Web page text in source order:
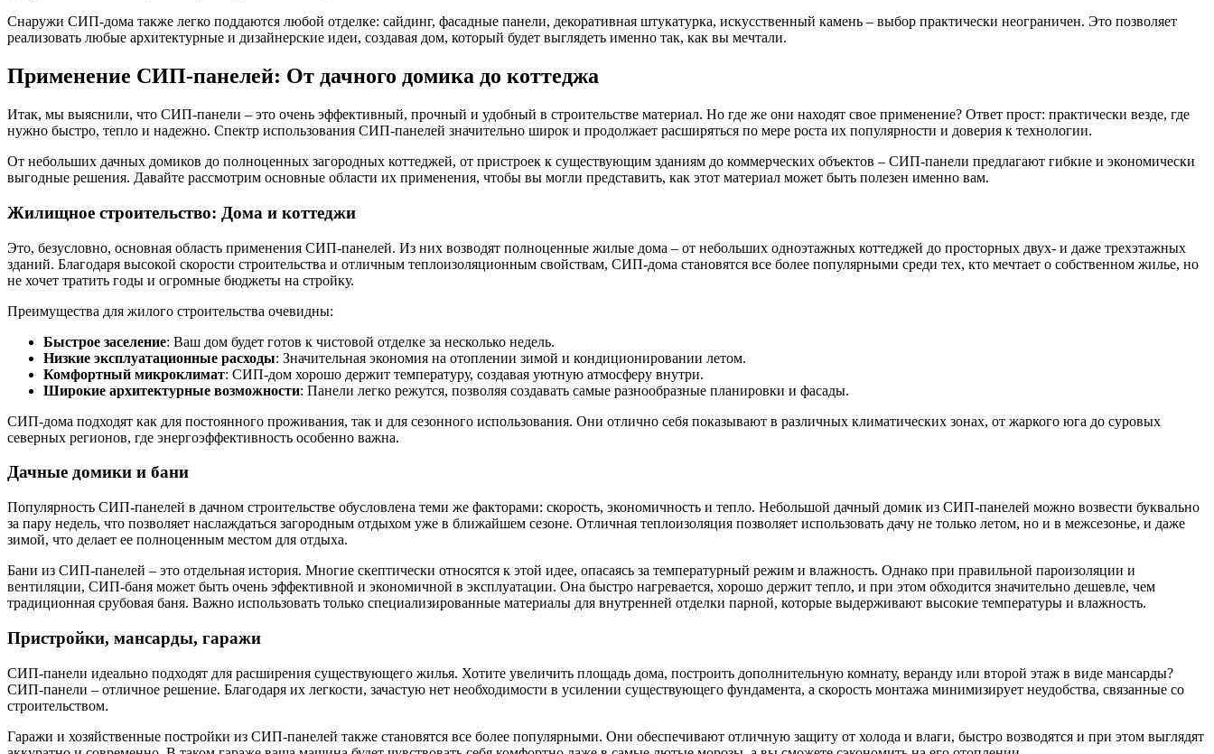
Снаружи СИП-дома также легко поддаются любой отделке: сайдинг, фасадные панели, декоративная штукатурка, искусственный камень – выбор практически неограничен. Это позволяет
реализовать любые архитектурные и дизайнерские идеи, создавая дом, который будет выглядеть именно так, как вы мечтали.
Применение СИП-панелей: От дачного домика до коттеджа
Итак, мы выяснили, что СИП-панели – это очень эффективный, прочный и удобный в строительстве материал. Но где же они находят свое применение? Ответ прост: практически везде, где
нужно быстро, тепло и надежно. Спектр использования СИП-панелей значительно широк и продолжает расширяться по мере роста их популярности и доверия к технологии.
От небольших дачных домиков до полноценных загородных коттеджей, от пристроек к существующим зданиям до коммерческих объектов – СИП-панели предлагают гибкие и экономически
выгодные решения. Давайте рассмотрим основные области их применения, чтобы вы могли представить, как этот материал может быть полезен именно вам.
Жилищное строительство: Дома и коттеджи
Это, безусловно, основная область применения СИП-панелей. Из них возводят полноценные жилые дома – от небольших одноэтажных коттеджей до просторных двух- и даже трехэтажных
зданий. Благодаря высокой скорости строительства и отличным теплоизоляционным свойствам, СИП-дома становятся все более популярными среди тех, кто мечтает о собственном жилье, но
не хочет тратить годы и огромные бюджеты на стройку.
Преимущества для жилого строительства очевидны:
Быстрое заселение: Ваш дом будет готов к чистовой отделке за несколько недель.
Низкие эксплуатационные расходы: Значительная экономия на отоплении зимой и кондиционировании летом.
Комфортный микроклимат: СИП-дом хорошо держит температуру, создавая уютную атмосферу внутри.
Широкие архитектурные возможности: Панели легко режутся, позволяя создавать самые разнообразные планировки и фасады.
СИП-дома подходят как для постоянного проживания, так и для сезонного использования. Они отлично себя показывают в различных климатических зонах, от жаркого юга до суровых
северных регионов, где энергоэффективность особенно важна.
Дачные домики и бани
Популярность СИП-панелей в дачном строительстве обусловлена теми же факторами: скорость, экономичность и тепло. Небольшой дачный домик из СИП-панелей можно возвести буквально
за пару недель, что позволяет наслаждаться загородным отдыхом уже в ближайшем сезоне. Отличная теплоизоляция позволяет использовать дачу не только летом, но и в межсезонье, и даже
зимой, что делает ее полноценным местом для отдыха.
Бани из СИП-панелей – это отдельная история. Многие скептически относятся к этой идее, опасаясь за температурный режим и влажность. Однако при правильной пароизоляции и
вентиляции, СИП-баня может быть очень эффективной и экономичной в эксплуатации. Она быстро нагревается, хорошо держит тепло, и при этом обходится значительно дешевле, чем
традиционная срубовая баня. Важно использовать только специализированные материалы для внутренней отделки парной, которые выдерживают высокие температуры и влажность.
Пристройки, мансарды, гаражи
СИП-панели идеально подходят для расширения существующего жилья. Хотите увеличить площадь дома, построить дополнительную комнату, веранду или второй этаж в виде мансарды?
СИП-панели – отличное решение. Благодаря их легкости, зачастую нет необходимости в усилении существующего фундамента, а скорость монтажа минимизирует неудобства, связанные со
строительством.
Гаражи и хозяйственные постройки из СИП-панелей также становятся все более популярными. Они обеспечивают отличную защиту от холода и влаги, быстро возводятся и при этом выглядят